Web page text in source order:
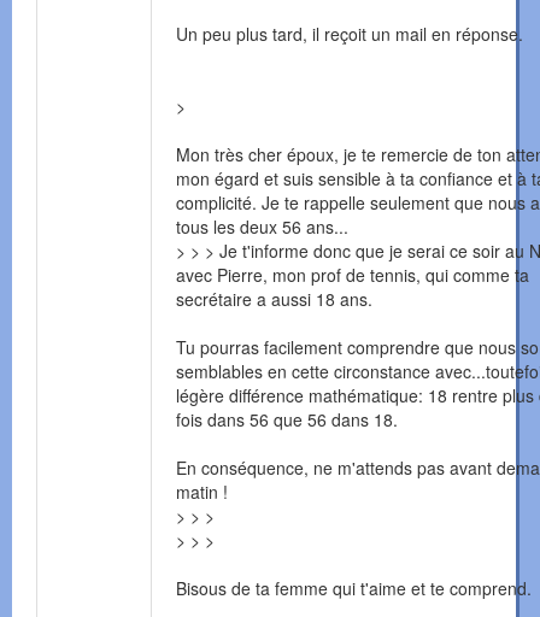
Un peu plus tard, il reçoit un mail en réponse.
>
Mon très cher époux, je te remercie de ton
mon égard et suis sensible à ta confiance et à
complicité. Je te rappelle seulement que nous
tous les deux 56 ans...
> > > Je t'informe donc que je serai ce soir au
avec Pierre, mon prof de tennis, qui comme ta
secrétaire a aussi 18 ans.
Tu pourras facilement comprendre que nous
semblables en cette circonstance
légère différence mathématique: 18 rentre plus
fois dans 56 que 56 dans 18.
En conséquence, ne m'attends pas avant
matin !
> > >
> > >
Bisous de ta femme qui t'aime et te comprend.